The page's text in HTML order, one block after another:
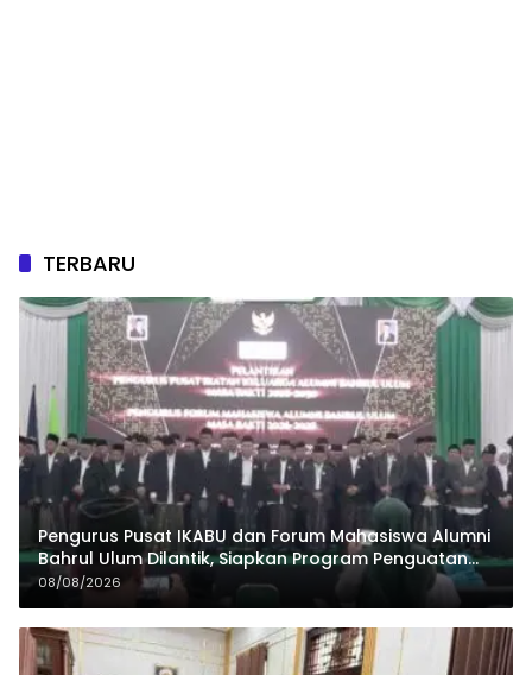
TERBARU
Pengurus Pusat IKABU dan Forum Mahasiswa Alumni
Bahrul Ulum Dilantik, Siapkan Program Penguatan
Organisasi dan Ekonomi
08/08/2026